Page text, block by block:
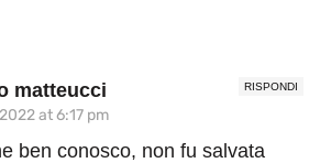
RISPONDI
matteucci
at 6:17 pm
ben conosco, non fu salvata